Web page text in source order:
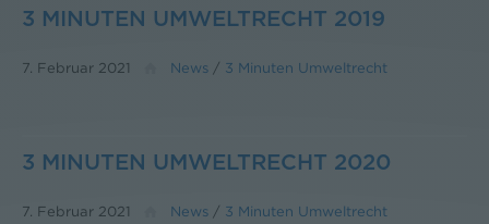
3 MINUTEN UMWELTRECHT 2019
7. Februar 2021 News / 3 Minuten Umweltrecht
3 MINUTEN UMWELTRECHT 2020
7. Februar 2021 News / 3 Minuten Umweltrecht